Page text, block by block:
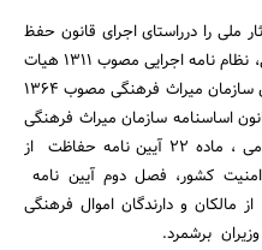
ملی را درراستای اجرای قانون حفظ
آثار ملی مصوب 1309 مجلس شورای ملی، نظام نامه اجرایی مصوب 1311 هیات
وزرا، بند ج از ماده واحده قانون تشکیل سازمان میراث فرهنگی مصوب 1364
اساسنامه سازمان میراث فرهنگی
کشور مصوب 1367 مجلس شورای اسلامی ، ماده 22 آیین نامه حفاظت از
کشور، فصل دوم آیین نامه
مالکان و دارندگان اموال فرهنگی